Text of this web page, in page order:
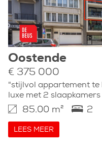
Oostende
€ 375 000
"stijlvol appartement te
luxe met 2
85.00 m² 2
LEES MEER